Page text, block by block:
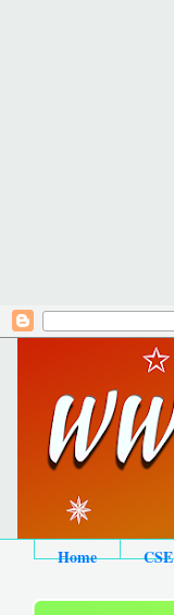
Home CSE